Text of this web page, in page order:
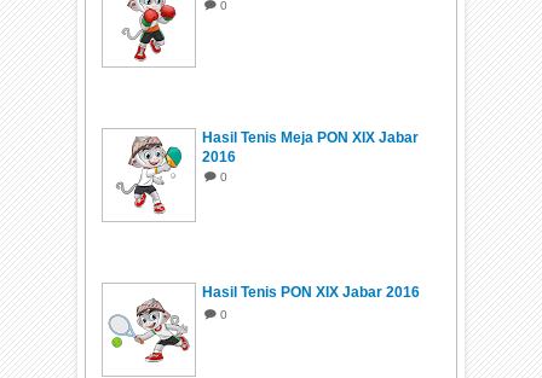
0
Hasil Tenis Meja PON XIX Jabar
2016
0
Hasil Tenis PON XIX Jabar 2016
0